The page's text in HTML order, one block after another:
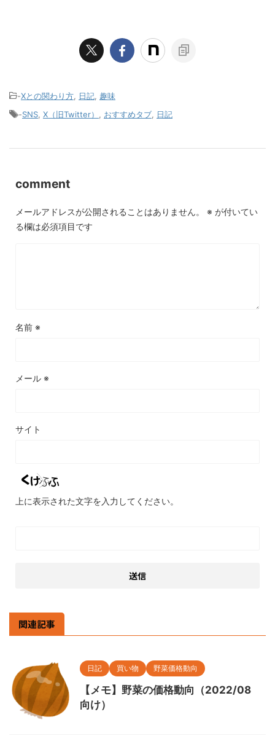
-Xとの関わり方, 日記, 趣味
-SNS, X（旧Twitter） , おすすめタブ, 日記
comment
メールアドレスが公開されることはありません。 ※ が付いてい
る欄は必須項目です
名前 ※
メール ※
サイト
上に表示された文字を入力してください。
関連記事
日記 買い物 野菜価格動向
【メモ】野菜の価格動向（2022/08
向け）